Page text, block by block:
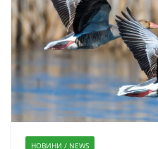
НОВИНИ / NEWS